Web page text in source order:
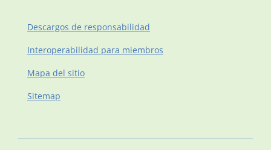
Descargos de responsabilidad
Interoperabilidad para miembros
Mapa del sitio
Sitemap